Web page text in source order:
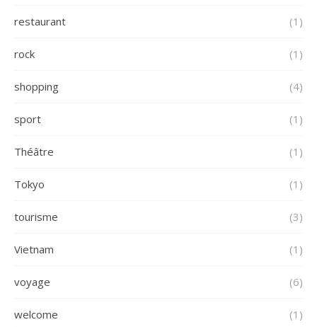
restaurant (1)
rock (1)
shopping (4)
sport (1)
Théâtre (1)
Tokyo (1)
tourisme (3)
Vietnam (1)
voyage (6)
welcome (1)